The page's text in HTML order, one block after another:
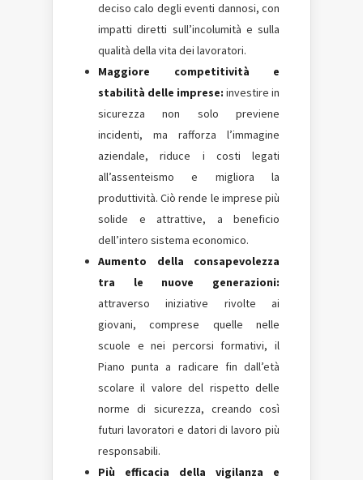
deciso calo degli eventi dannosi, con
impatti diretti sull’incolumità e sulla
qualità della vita dei lavoratori.
Maggiore competitività e
stabilità delle imprese: investire in
sicurezza non solo previene
incidenti, ma rafforza l’immagine
aziendale, riduce i costi legati
all’assenteismo e migliora la
produttività. Ciò rende le imprese più
solide e attrattive, a beneficio
dell’intero sistema economico.
Aumento della consapevolezza
tra le nuove generazioni:
attraverso iniziative rivolte ai
giovani, comprese quelle nelle
scuole e nei percorsi formativi, il
Piano punta a radicare fin dall’età
scolare il valore del rispetto delle
norme di sicurezza, creando così
futuri lavoratori e datori di lavoro più
responsabili.
Più efficacia della vigilanza e